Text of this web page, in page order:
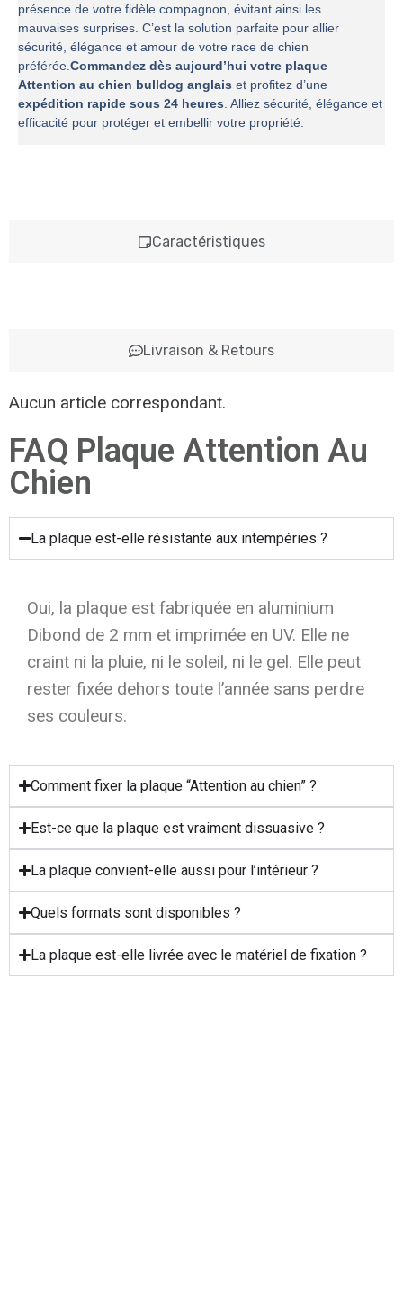
Caractéristiques
Livraison & Retours
présence de votre fidèle compagnon, évitant ainsi les
mauvaises surprises. C’est la solution parfaite pour allier
sécurité, élégance et amour de votre race de chien
préférée.Commandez dès aujourd’hui votre plaque
Attention au chien bulldog anglais et profitez d’une
expédition rapide sous 24 heures. Alliez sécurité, élégance et
efficacité pour protéger et embellir votre propriété.
Aucun article correspondant.
FAQ Plaque Attention Au
Chien
La plaque est-elle résistante aux intempéries ?
Oui, la plaque est fabriquée en aluminium
Dibond de 2 mm et imprimée en UV. Elle ne
craint ni la pluie, ni le soleil, ni le gel. Elle peut
rester fixée dehors toute l’année sans perdre
ses couleurs.
Comment fixer la plaque “Attention au chien” ?
Est-ce que la plaque est vraiment dissuasive ?
La plaque convient-elle aussi pour l’intérieur ?
Quels formats sont disponibles ?
La plaque est-elle livrée avec le matériel de fixation ?